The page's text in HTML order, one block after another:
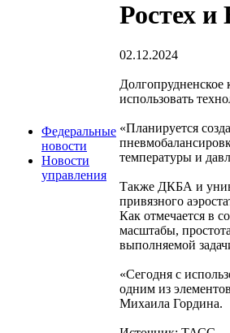
Федеральные
новости
Новости
управления
Ростех и
02.12.2024
использовать
«Планируется
температуры и
Также ДКБА и
привязного
Как отмечается в
масштабы,
выполняемой
«Сегодня с
одним из
Михаила Гордина.